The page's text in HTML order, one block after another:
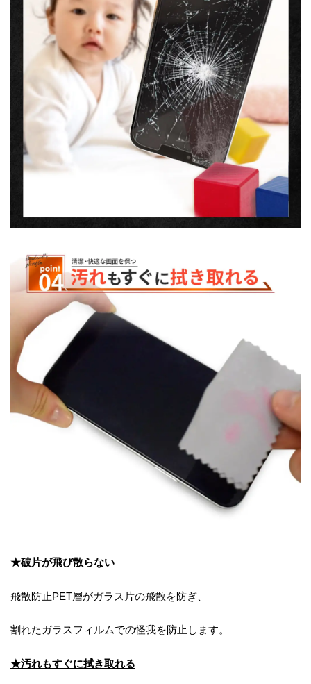
★破片が飛び散らない
飛散防止PET層がガラス片の飛散を防ぎ、
割れたガラスフィルムでの怪我を防止します。
★汚れもすぐに拭き取れる